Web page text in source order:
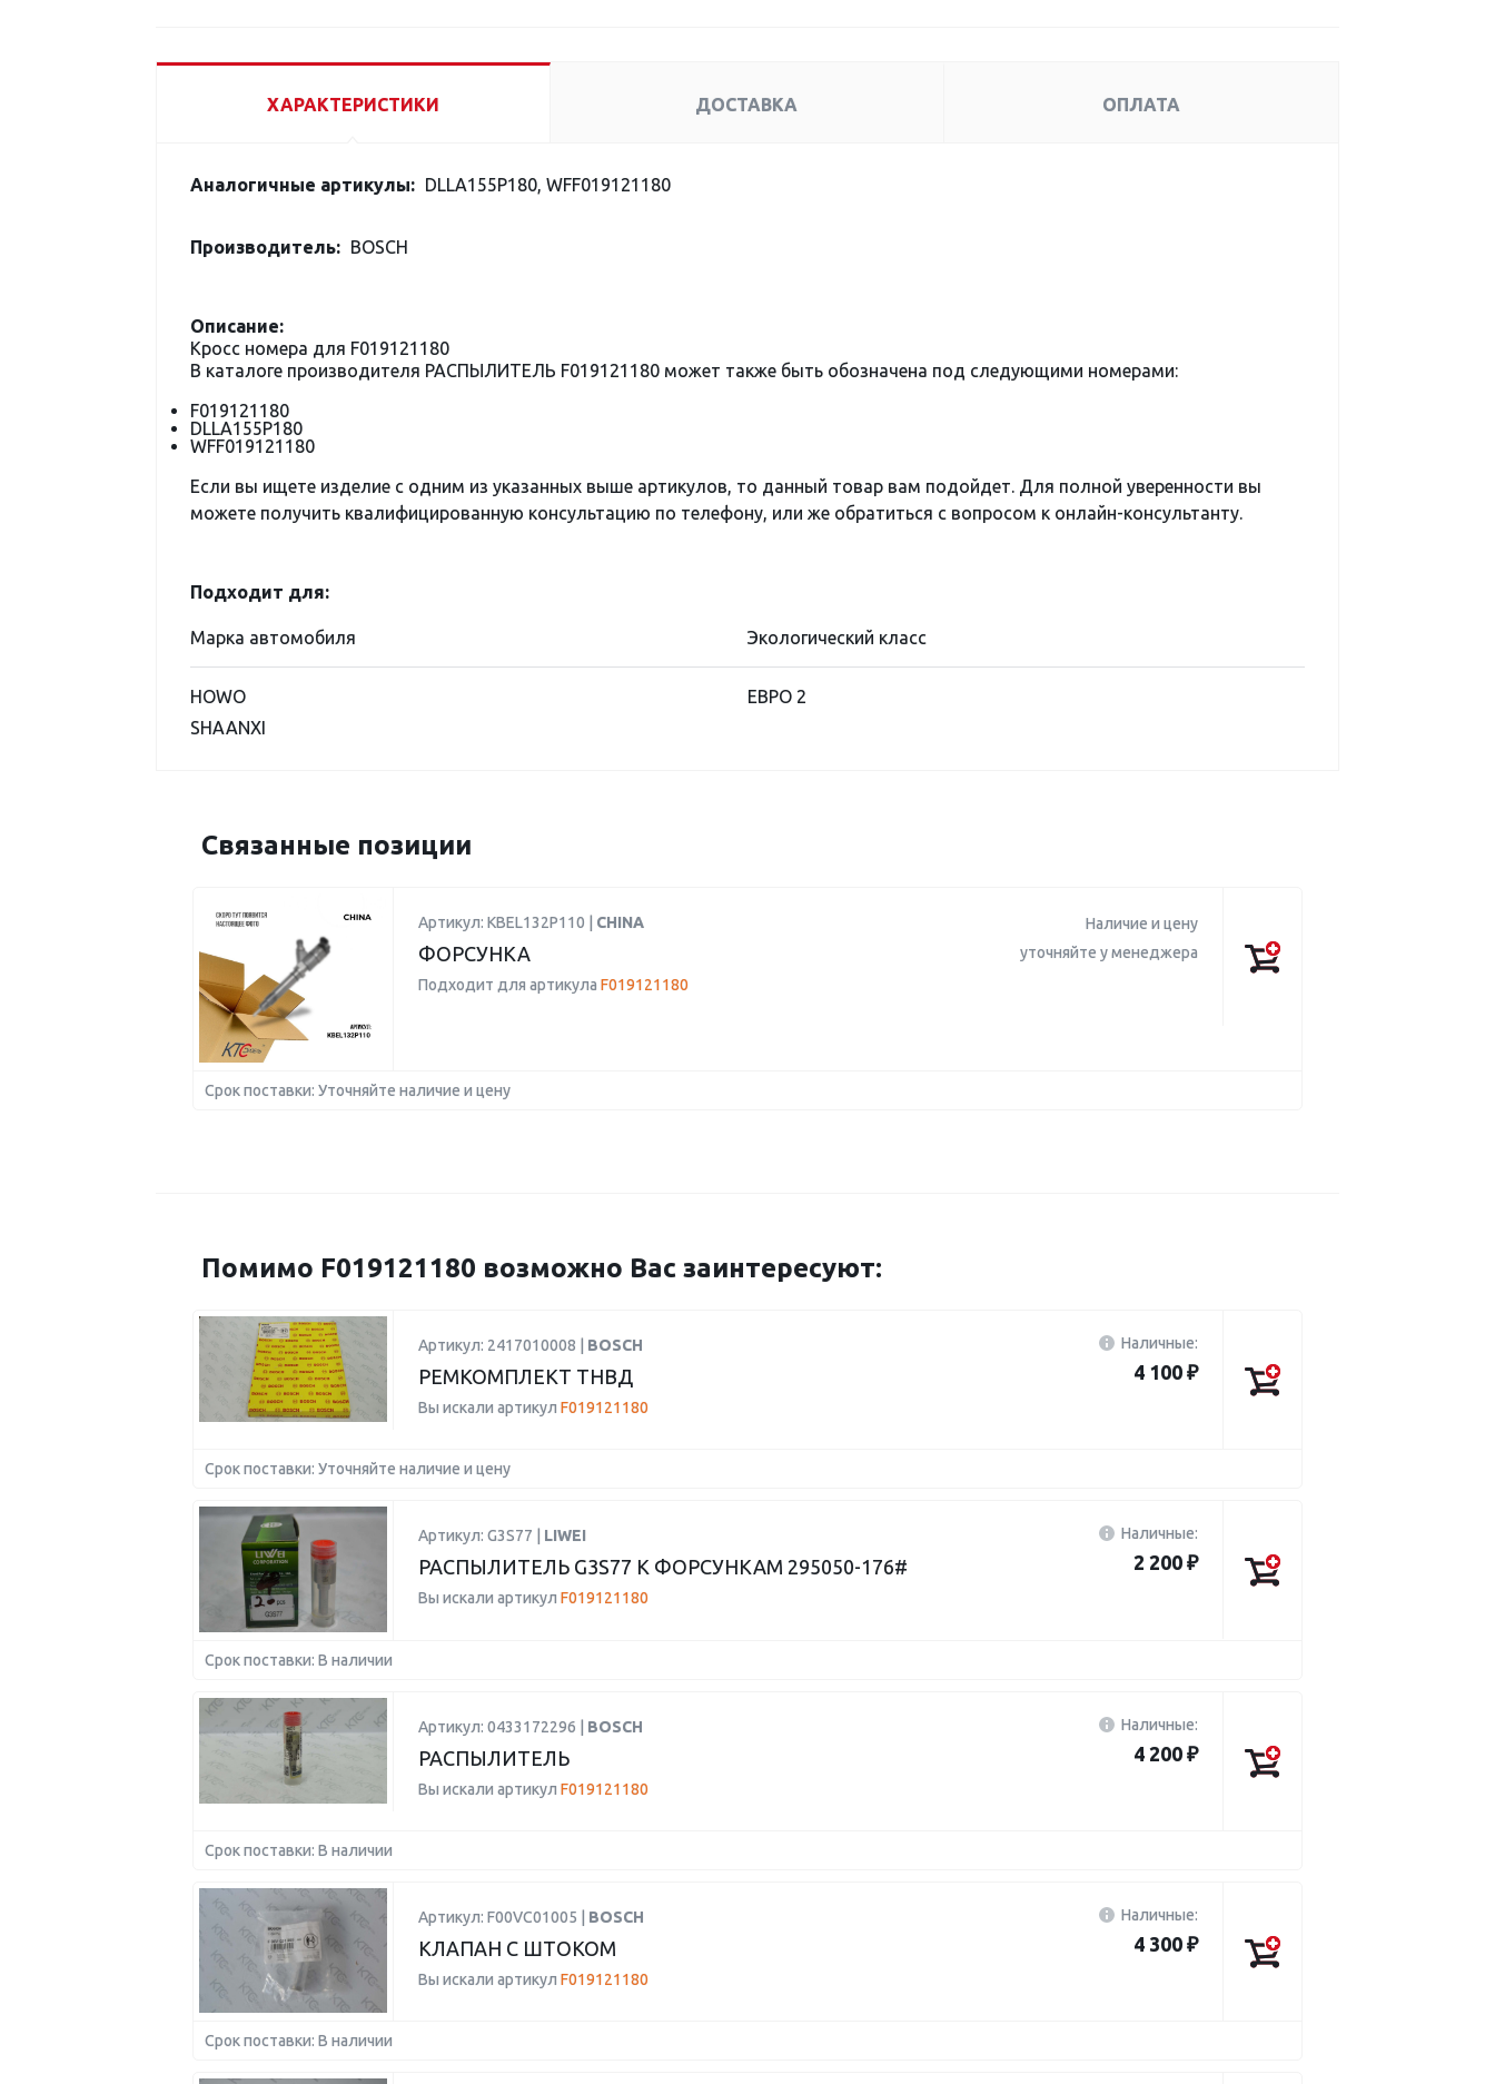
ХАРАКТЕРИСТИКИ ДОСТАВКА ОПЛАТА
Аналогичные артикулы: DLLA155P180, WFF019121180
Производитель: BOSCH
Описание:
Кросс номера для F019121180
В каталоге производителя РАСПЫЛИТЕЛЬ F019121180 может также быть обозначена под следующими номерами:
F019121180
DLLA155P180
WFF019121180
Если вы ищете изделие с одним из указанных выше артикулов, то данный товар вам подойдет. Для полной уверенности вы
можете получить квалифицированную консультацию по телефону, или же обратиться с вопросом к онлайн-консультанту.
Подходит для:
Марка автомобиля Экологический класс
HOWO
SHAANXI
ЕВРО 2
Связанные позиции
Артикул: KBEL132P110 | CHINA
ФОРСУНКА
Подходит для артикула F019121180
Наличие и цену
уточняйте у менеджера
Срок поставки: Уточняйте наличие и цену
Помимо F019121180 возможно Вас заинтересуют:
Артикул: 2417010008 | BOSCH
РЕМКОМПЛЕКТ ТНВД
Вы искали артикул F019121180
Наличные:
4 100 ₽
Срок поставки: Уточняйте наличие и цену
Артикул: G3S77 | LIWEI
РАСПЫЛИТЕЛЬ G3S77 К ФОРСУНКАМ 295050-176#
Вы искали артикул F019121180
Наличные:
2 200 ₽
Срок поставки: В наличии
Артикул: 0433172296 | BOSCH
РАСПЫЛИТЕЛЬ
Вы искали артикул F019121180
Наличные:
4 200 ₽
Срок поставки: В наличии
Артикул: F00VC01005 | BOSCH
КЛАПАН С ШТОКОМ
Вы искали артикул F019121180
Наличные:
4 300 ₽
Срок поставки: В наличии